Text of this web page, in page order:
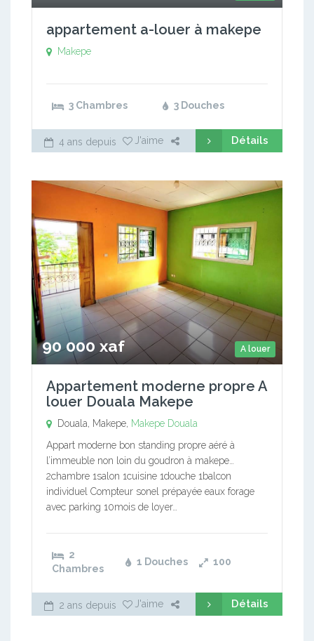
appartement a-louer à makepe
Makepe
3 Chambres 3 Douches
4 ans depuis J'aime Détails
A louer
90 000 xaf
Appartement moderne propre A
louer Douala Makepe
Douala, Makepe, Makepe Douala
Appart moderne bon standing propre aéré à
l’immeuble non loin du goudron à makepe…
2chambre 1salon 1cuisine 1douche 1balcon
individuel Compteur sonel prépayée eaux forage
avec parking 10mois de loyer…
2
Chambres
1 Douches 100
2 ans depuis J'aime Détails